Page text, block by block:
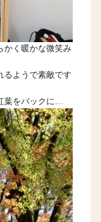
かく暖かな微笑み
るようで素敵です
葉をバックに…